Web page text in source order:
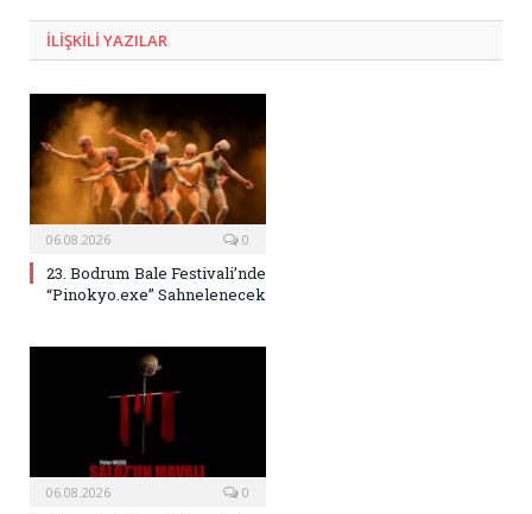
ILIŞKILI YAZILAR
06.08.2026 0
23. Bodrum Bale Festivali’nde
“Pinokyo.exe” Sahnelenecek
06.08.2026 0